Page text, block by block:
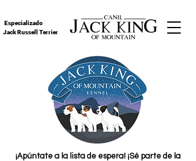
Especializado
Jack Russell Terrier
¡Apúntate a la lista de espera! ¡Sé parte de la